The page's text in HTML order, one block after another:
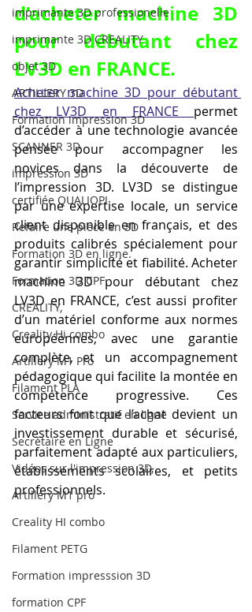
imprimante 3D professionelle
imprimante 3D CREALITY
objet 3D
ARTILLERY 3D
Formation impression 3D
SCANNER 3D
impression 3D
certifiée QUALIOPI
Refaire une piece en 3D
Formation 3D en ligne.
Formation 3D CPF
CREALITY,
Creality Hi combo
Artillery M1 Pro
Filament PLA
Service administratif en ligne
Secrétaire en Ligne
Vidéos sur l'impression 3D,
Artillery M1 pro
Creality HI combo
Filament PETG
Formation impresssion 3D
formation CPF
d’acheter machine 3D
pour débutant chez
LV3D en FRANCE.
Acheter machine 3D pour débutant
chez LV3D en FRANCE permet
d’accéder à une technologie avancée
pensée pour accompagner les
novices dans la découverte de
l’impression 3D. LV3D se distingue
par une expertise locale, un service
client disponible en français, et des
produits calibrés spécialement pour
garantir simplicité et fiabilité. Acheter
machine 3D pour débutant chez
LV3D en FRANCE, c’est aussi profiter
d’un matériel conforme aux normes
européennes, avec une garantie
complète, et un accompagnement
pédagogique qui facilite la montée en
compétence progressive. Ces
facteurs font que l’achat devient un
investissement durable et sécurisé,
parfaitement adapté aux particuliers,
établissements scolaires, et petits
professionnels.